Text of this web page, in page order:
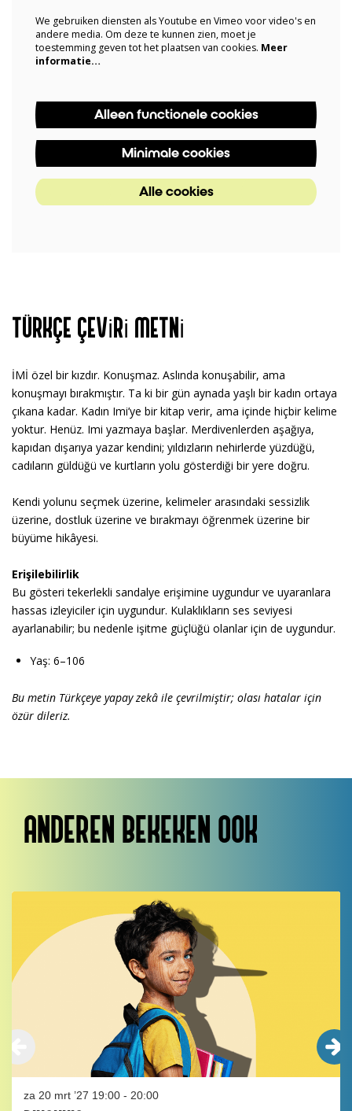
We gebruiken diensten als Youtube en Vimeo voor video's en
andere media. Om deze te kunnen zien, moet je
toestemming geven tot het plaatsen van cookies. Meer
informatie…
Alleen functionele cookies
Minimale cookies
Alle cookies
TÜRKÇE ÇEVİRİ METNİ
İMİ özel bir kızdır. Konuşmaz. Aslında konuşabilir, ama
konuşmayı bırakmıştır. Ta ki bir gün aynada yaşlı bir kadın ortaya
çıkana kadar. Kadın Imi’ye bir kitap verir, ama içinde hiçbir kelime
yoktur. Henüz. Imi yazmaya başlar. Merdivenlerden aşağıya,
kapıdan dışarıya yazar kendini; yıldızların nehirlerde yüzdüğü,
cadıların güldüğü ve kurtların yolu gösterdiği bir yere doğru.
Kendi yolunu seçmek üzerine, kelimeler arasındaki sessizlik
üzerine, dostluk üzerine ve bırakmayı öğrenmek üzerine bir
büyüme hikâyesi.
Erişilebilirlik
Bu gösteri tekerlekli sandalye erişimine uygundur ve uyaranlara
hassas izleyiciler için uygundur. Kulaklıkların ses seviyesi
ayarlanabilir; bu nedenle işitme güçlüğü olanlar için de uygundur.
Yaş: 6–106
Bu metin Türkçeye yapay zekâ ile çevrilmiştir; olası hatalar için
özür dileriz.
ANDEREN BEKEKEN OOK
za 20 mrt ’27 19:00 - 20:00